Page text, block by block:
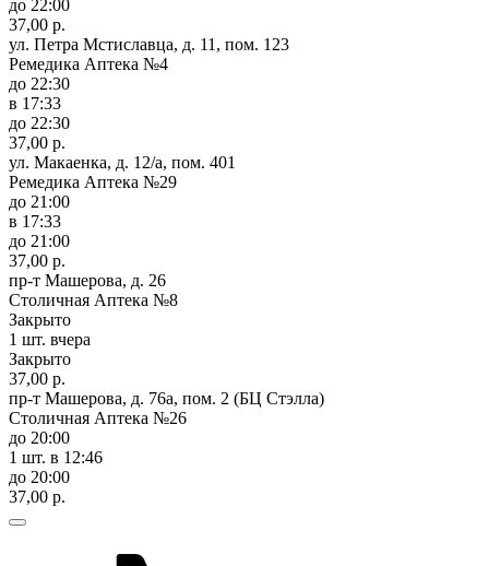
до 22:00
37,00 р.
ул. Петра Мстиславца, д. 11, пом. 123
Ремедика Аптека №4
до 22:30
в 17:33
до 22:30
37,00 р.
ул. Макаенка, д. 12/а, пом. 401
Ремедика Аптека №29
до 21:00
в 17:33
до 21:00
37,00 р.
пр-т Машерова, д. 26
Столичная Аптека №8
Закрыто
1 шт. вчера
Закрыто
37,00 р.
пр-т Машерова, д. 76а, пом. 2 (БЦ Стэлла)
Столичная Аптека №26
до 20:00
1 шт. в 12:46
до 20:00
37,00 р.